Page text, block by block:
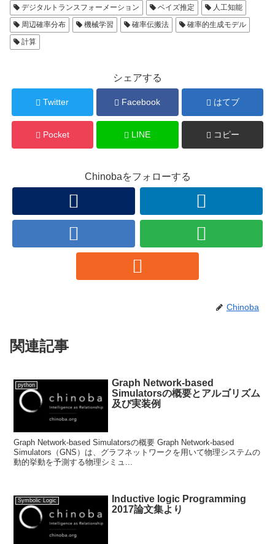
デジタルトランスフォーメーション
ベイズ推定
人工知能
周辺確率分布
機械学習 確率伝搬法
確率的生成モデル
計算
シェアする
Twitter Facebook はてブ
Pocket LINE コピー
Chinobaをフォローする
Chinoba
関連記事
python
Graph Network-based
Simulatorsの概要とアルゴリズム
及び実装例
Graph Network-based Simulatorsの概要 Graph Network-based
Simulators（GNS）は、グラフネットワークを用いて物理システムの
動的挙動を予測する物理シミュ...
Symbolic Logic
Inductive logic Programming
2017論文集より